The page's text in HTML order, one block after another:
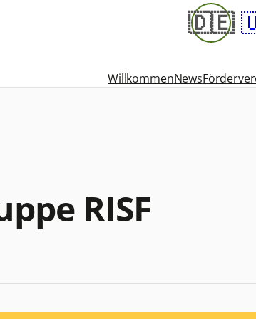
🇩🇪
WillkommenNews
RISF